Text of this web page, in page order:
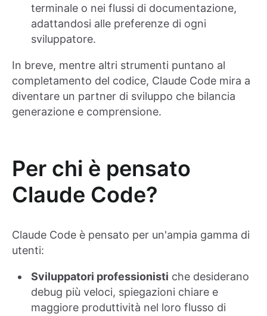
terminale o nei flussi di documentazione,
adattandosi alle preferenze di ogni
sviluppatore.
In breve, mentre altri strumenti puntano al
completamento del codice, Claude Code mira a
diventare un partner di sviluppo che bilancia
generazione e comprensione.
Per chi è pensato
Claude Code?
Claude Code è pensato per un'ampia gamma di
utenti:
Sviluppatori professionisti che desiderano
debug più veloci, spiegazioni chiare e
maggiore produttività nel loro flusso di